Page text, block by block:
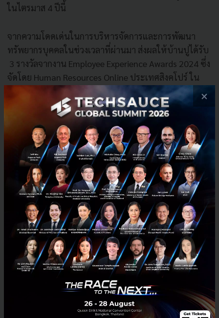
ในไตรมาส 4 ปีนี้
จากความโดดเด่นในการบริหารจัดการและการพัฒนา
ทรัพยากรบุคคลในช่วงเวลาที่ผ่านมา ส่งผลให้บ้านปูได้รับ
3 รางวัลจากงาน Employee Experience Awards 2024 ซึ่ง
จัดโดย Human Resources Online ประเทศสิงคโปร์ ใน
ประเภท Best Management Training Programme
(ระดับ Silver) ประเภท Best Holistic Leadership
Development Strategy (ระดับ Silver) และประเภท Best
Executive Coaching Programme (ระดับ Bronze)สะท้อน
ความมุ่งมั่นของบ้านปูในการเป็นองค์กรแห่งการเรียนรู้
ตลอดชีวิต (Lifelong Learning Organization) และการ
ตระหนักถึงความสำคัญของทรัพยากรบุคคลที่เป็น
สินทรัพย์ที่มีค่าที่สุดของบริษัทฯ
“บ้านปูยังคงสร้างการเติบโตของพอร์ตโฟลิโอพลังงาน
โดยมุ่งสานต่อโร้ดแม็พภารกิจการเปลี่ยนผ่านสู่พลังงานที่
ยั่งยืน (Sustainable Energy Transition) สิ่งที่ผมให้ความ
สำคัญ คือการสร้างกระแสเงินสดให้แข็งแกร่งยิ่งขึ้น จาก
การดำเนินงานที่เต็มประสิทธิภาพของสินทรัพย์ต่าง ๆ ใน
ทุกกลุ่มธุรกิจของบริษัทฯ โดยมุ่งเน้นการนำเทคโนโลยี
ดิจิทัลและ AI เข้ามาสนับสนุนให้เกิดประโยชน์สูงสุด
พร้อมการต่อยอดโอกาสเพิ่มรายได้จากการเลือกลงทุนที่
×